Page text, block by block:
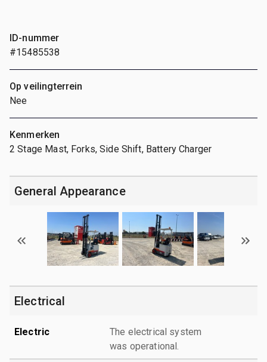
ID-nummer
#15485538
Op veilingterrein
Nee
Kenmerken
2 Stage Mast, Forks, Side Shift, Battery Charger
General Appearance
Electrical
Electric
The electrical system
was operational.